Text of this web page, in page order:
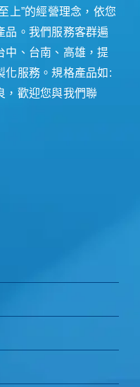
上”的經營理念，依您
品。我們服務客群遍
中、台南、高雄，提
化服務。規格產品如:
，歡迎您與我們聯